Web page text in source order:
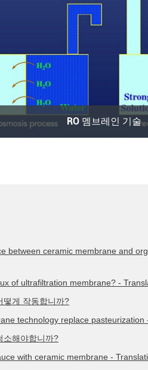
RO 멤브레인 기술
between ceramic membrane and
of ultrafiltration membrane? -
떻게 작동합니까?
technology replace pasteurization
소해야합니까?
with ceramic membrane -